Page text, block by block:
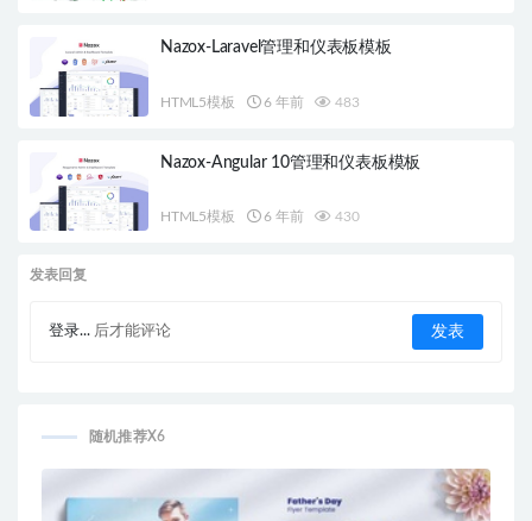
Nazox-Laravel管理和仪表板模板
HTML5模板 6 年前 483
Nazox-Angular 10管理和仪表板模板
HTML5模板 6 年前 430
发表回复
登录... 后才能评论
随机推荐X6